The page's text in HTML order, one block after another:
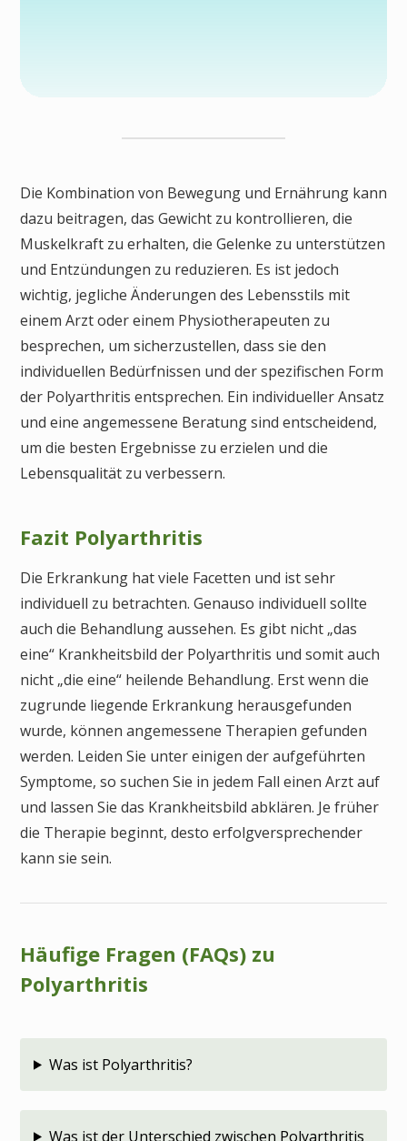
Die Kombination von Bewegung und Ernährung kann
dazu beitragen, das Gewicht zu kontrollieren, die
Muskelkraft zu erhalten, die Gelenke zu unterstützen
und Entzündungen zu reduzieren. Es ist jedoch
wichtig, jegliche Änderungen des Lebensstils mit
einem Arzt oder einem Physiotherapeuten zu
besprechen, um sicherzustellen, dass sie den
individuellen Bedürfnissen und der spezifischen Form
der Polyarthritis entsprechen. Ein individueller Ansatz
und eine angemessene Beratung sind entscheidend,
um die besten Ergebnisse zu erzielen und die
Lebensqualität zu verbessern.
Fazit Polyarthritis
Die Erkrankung hat viele Facetten und ist sehr
individuell zu betrachten. Genauso individuell sollte
auch die Behandlung aussehen. Es gibt nicht „das
eine“ Krankheitsbild der Polyarthritis und somit auch
nicht „die eine“ heilende Behandlung. Erst wenn die
zugrunde liegende Erkrankung herausgefunden
wurde, können angemessene Therapien gefunden
werden. Leiden Sie unter einigen der aufgeführten
Symptome, so suchen Sie in jedem Fall einen Arzt auf
und lassen Sie das Krankheitsbild abklären. Je früher
die Therapie beginnt, desto erfolgversprechender
kann sie sein.
Häufige Fragen (FAQs) zu
Polyarthritis
Was ist Polyarthritis?
Was ist der Unterschied zwischen Polyarthritis